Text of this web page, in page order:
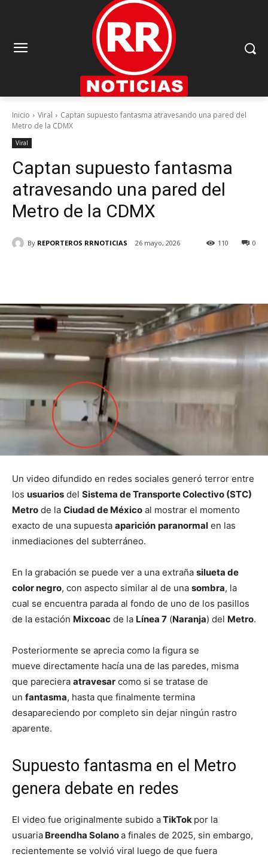
Inicio Viral
Captan supuesto fantasma atravesando una pared del
Metro de la CDMX
Viral
Captan supuesto fantasma
atravesando una pared del
Metro de la CDMX
By REPORTEROS RRNOTICIAS 26 mayo, 2026 0
110
Un video difundido en redes sociales generó terror entre
los usuarios del Sistema de Transporte Colectivo (STC)
Metro de la Ciudad de México al mostrar el momento
exacto de una supuesta aparición paranormal en las
inmediaciones del subterráneo.
En la grabación se puede ver a una extraña silueta de
color negro, con aspecto similar al de una sombra, la
cual se encuentra parada al fondo de uno de los pasillos
de la estación Mixcoac de la Línea 7 (Naranja) del Metro.
Posteriormente se aprecia como la figura se
mueve directamente hacía una de las paredes, misma
que pareciera atravesar como si se tratase de
un fantasma, hasta que finalmente termina
desapareciendo por completo sin dejar ningún rastro
aparente.
Supuesto fantasma en el Metro
genera debate en redes
El video fue originalmente subido aTikTok por la
usuaria Breendha Solanoa finales de 2025, sin embargo,
recientemente se volvió viral luego de que fuera